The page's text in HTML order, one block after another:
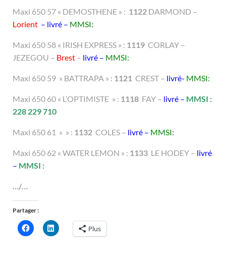
Maxi 650 57 « DEMOSTHENE » : 1122 DARMOND –
Lorient – livré – MMSI:
Maxi 650 58 « IRISH EXPRESS » : 1119 CORLAY –
JEZEGOU – Brest – livré – MMSI:
Maxi 650 59 » BATTRAPA » : 1121 CREST – livré- MMSI:
Maxi 650 60 « L’OPTIMISTE » : 1118 FAY – livré – MMSI :
228 229 710
Maxi 650 61 » » : 1132 COLES – livré – MMSI:
Maxi 650 62 « WATER LEMON » : 1133 LE HODEY – livré
– MMSI :
…/…
Partager :
Plus